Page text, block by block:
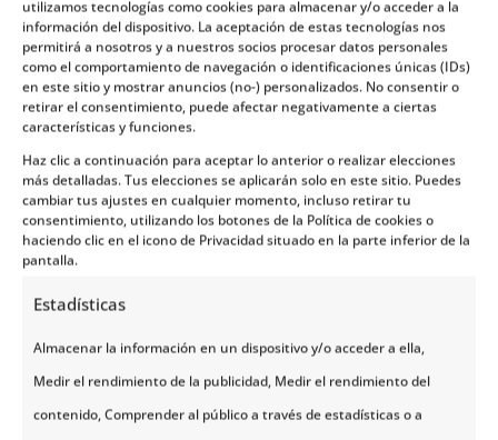
utilizamos tecnologías como cookies para almacenar y/o acceder a la
información del dispositivo. La aceptación de estas tecnologías nos
permitirá a nosotros y a nuestros socios procesar datos personales
como el comportamiento de navegación o identificaciones únicas (IDs)
en este sitio y mostrar anuncios (no-) personalizados. No consentir o
retirar el consentimiento, puede afectar negativamente a ciertas
características y funciones.
Haz clic a continuación para aceptar lo anterior o realizar elecciones
más detalladas. Tus elecciones se aplicarán solo en este sitio. Puedes
cambiar tus ajustes en cualquier momento, incluso retirar tu
consentimiento, utilizando los botones de la Política de cookies o
haciendo clic en el icono de Privacidad situado en la parte inferior de la
pantalla.
Estadísticas
Almacenar la información en un dispositivo y/o acceder a ella,
Medir el rendimiento de la publicidad, Medir el rendimiento del
contenido, Comprender al público a través de estadísticas o a
trolls en las misteriosas tierras de Noruega.
«Senjatrollet» el parque temático en
honor a los trolls
Y como los trolls en Noruega tiene
otagonismo, la magia de sus leyendas es tangible
para los pequeños de la casa con un misterioso
parque temático que alberga altroll más grande
del mundo
de Troms, la historia de su creación gira en torno a
la leyenda de un troll gigantesco que se paseaba
tanto por el mar como por los terrenos de la colina y